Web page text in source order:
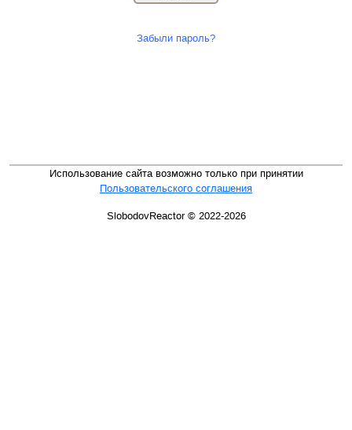
Забыли пароль?
Использование сайта возможно только при принятии
Пользовательского соглашения
SlobodovReactor © 2022-2026